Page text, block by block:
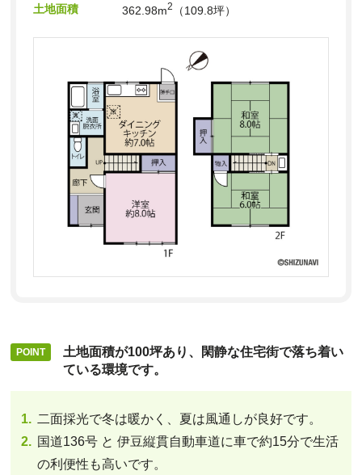
土地面積 362.98m2 （109.8坪）
土地面積が100坪あり、閑静な住宅街で落ち着い
ている環境です。
二面採光で冬は暖かく、夏は風通しが良好です。
国道136号 と 伊豆縦貫自動車道に車で約15分で生活
の利便性も高いです。